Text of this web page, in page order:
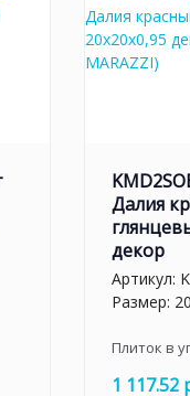
Далия
декор
Артикул:
Размер:
Плиток в
1 117.52